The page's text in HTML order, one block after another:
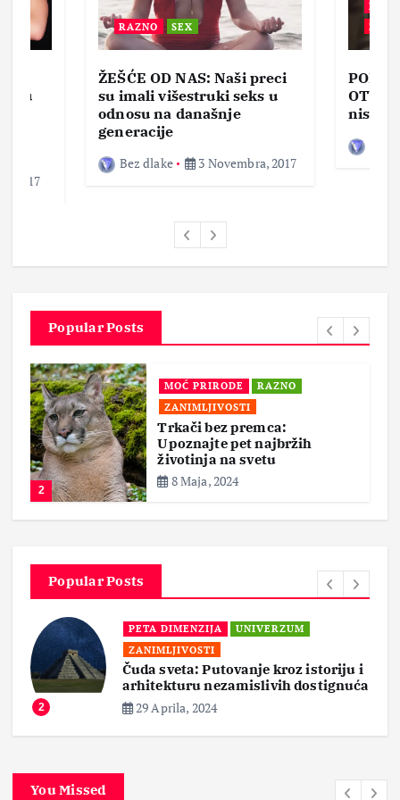
u
2017
RAZNO SEX
ŽEŠĆE OD NAS: Naši preci
su imali višestruki seks u
odnosu na današnje
generacije
Bez dlake 3 Novembra, 2017
BEZ
nisam
Popular Posts
2
MOĆ PRIRODE
RAZNO
ZANIMLJIVOSTI
Trkači bez premca:
Upoznajte pet najbržih
životinja na svetu
8 Maja, 2024
Popular Posts
2
PETA DIMENZIJA
UNIVERZUM
ZANIMLJIVOSTI
Čuda sveta: Putovanje kroz istoriju i
arhitekturu nezamislivih dostignuća
29 Aprila, 2024
You Missed